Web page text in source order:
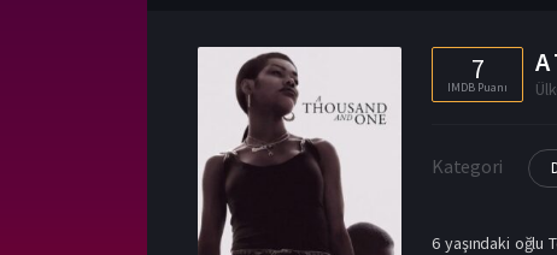
7
IMDB Puanı
Kategori
6 yaşındaki oğlu